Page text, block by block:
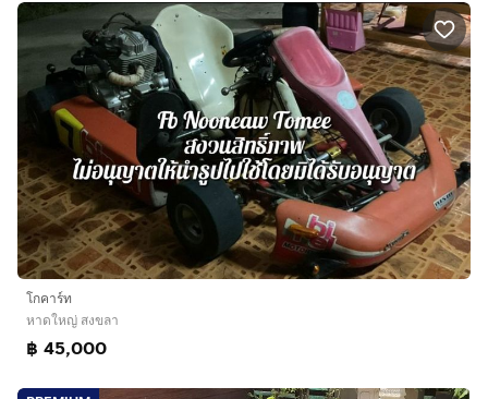
โกคาร์ท
หาดใหญ่ สงขลา
฿ 45,000